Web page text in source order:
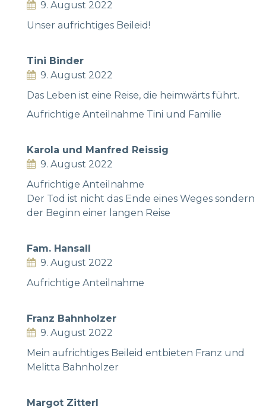
9. August 2022
Unser aufrichtiges Beileid!
Tini Binder
9. August 2022
Das Leben ist eine Reise, die heimwärts führt.
Aufrichtige Anteilnahme Tini und Familie
Karola und Manfred Reissig
9. August 2022
Aufrichtige Anteilnahme
Der Tod ist nicht das Ende eines Weges sondern
der Beginn einer langen Reise
Fam. Hansall
9. August 2022
Aufrichtige Anteilnahme
Franz Bahnholzer
9. August 2022
Mein aufrichtiges Beileid entbieten Franz und
Melitta Bahnholzer
Margot Zitterl